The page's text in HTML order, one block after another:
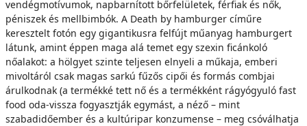
vendégmotívumok, napbarnított bőrfelületek, férfiak és nők,
péniszek és mellbimbók. A Death by hamburger címűre
keresztelt fotón egy gigantikusra felfújt műanyag hamburgert
látunk, amint éppen maga alá temet egy szexin ficánkoló
nőalakot: a hölgyet szinte teljesen elnyeli a műkaja, emberi
mivoltáról csak magas sarkú fűzős cipői és formás combjai
árulkodnak (a termékké tett nő és a termékként rágyógyuló fast
food oda-vissza fogyasztják egymást, a néző – mint
szabadidőember és a kultúripar konzumense – meg csóválhatja